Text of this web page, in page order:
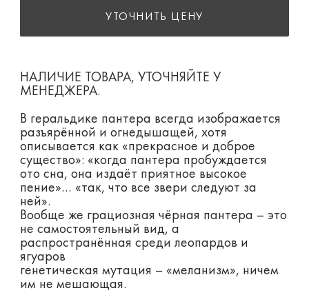
УТОЧНИТЬ ЦЕНУ
НАЛИЧИЕ ТОВАРА, УТОЧНЯЙТЕ У
МЕНЕДЖЕРА.
В геральдике пантера всегда изображается
разъярённой и огнедышащей, хотя
описывается как «прекрасное и доброе
существо»: «когда пантера пробуждается
ото сна, она издаёт приятное высокое
пение»… «так, что все звери следуют за
ней».
Вообще же грациозная чёрная пантера – это
не самостоятельный вид, а
распространённая среди леопардов и
ягуаров
генетическая мутация – «меланизм», ничем
им не мешающая.